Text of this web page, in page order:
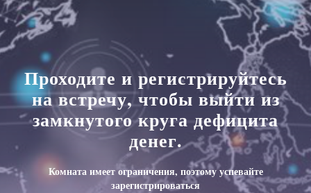
Проходите и регистрируйтесь
на встречу, чтобы выйти из
замкнутого круга дефицита
денег.
Комната имеет ограничения, поэтому успевайте
зарегистрироваться